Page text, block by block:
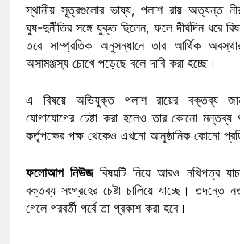
স্থানীয় সূত্রগুলোর ভাষ্য, পলাশ রায় অত্যন্ত
ঘুষ-দুর্নীতির সঙ্গে যুক্ত ছিলেন, ফলে দীর্ঘদিন ধরে
তবে সাম্প্রতিক অনুসন্ধানে তার আর্থিক
অসামঞ্জস্য চোখে পড়েছে বলে দাবি করা হচ্ছে।
এ বিষয়ে অভিযুক্ত পলাশ রায়ের বক্তব্য
যোগাযোগের চেষ্টা করা হলেও তার কোনো মন্তব্য
কর্তৃপক্ষের পক্ষ থেকেও এখনো আনুষ্ঠানিক কোনো
ফলোআপ নিউজবিষয়টি নিয়ে আরও নথিপত্র
বক্তব্য সংগ্রহের চেষ্টা চালিয়ে যাচ্ছে।
গেলে পরবর্তী পর্বে তা প্রকাশ করা হবে।